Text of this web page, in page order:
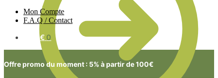
Mon Compte
F.A.Q / Contact
0.00€ 0
Offre promo du moment : 5% à partir de 100€